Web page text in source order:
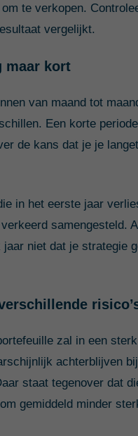
te verkopen.
vergelijkt.
maar kort
van maand tot
Een korte
de kans dat je je
in het eerste jaar
samengesteld.
niet dat je strategie
zal in een sterk
achterblijven
staat tegenover dat
gemiddeld minder